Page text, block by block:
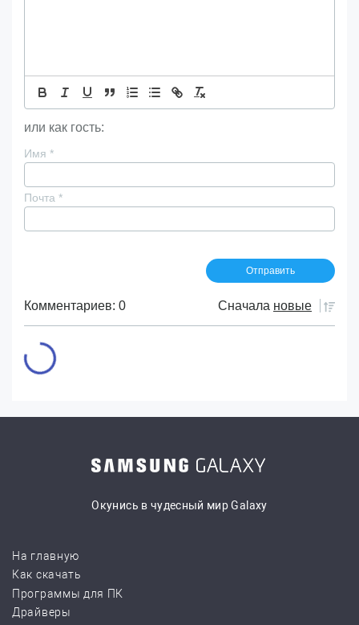
или как гость:
Имя *
Почта *
Комментариев: 0 Сначала новые
Окунись в чудесный мир Galaxy
На главную
Как скачать
Программы для ПК
Драйверы